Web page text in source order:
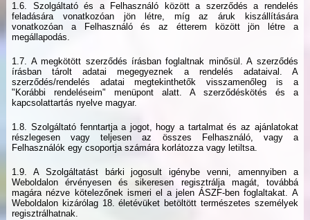
1.6. Szolgáltató és a Felhasználó között a szerződés a rendelés
feladására vonatkozóan jön létre, míg az áruk kiszállítására
vonatkozóan a Felhasználó és az étterem között jön létre a
megállapodás.
1.7. A megkötött szerződés írásban foglaltnak minősül. A szerződés
írásban tárolt adatai megegyeznek a rendelés adataival. A
szerződés/rendelés adatai megtekinthetők visszamenőleg is a
"Korábbi rendeléseim" menüpont alatt. A szerződéskötés és a
kapcsolattartás nyelve magyar.
1.8. Szolgáltató fenntartja a jogot, hogy a tartalmat és az ajánlatokat
részlegesen vagy teljesen az összes Felhasználó, vagy a
Felhasználók egy csoportja számára korlátozza vagy letiltsa.
1.9. A Szolgáltatást bárki jogosult igénybe venni, amennyiben a
Weboldalon érvényesen és sikeresen regisztrálja magát, továbbá
magára nézve kötelezőnek ismeri el a jelen ÁSZF-ben foglaltakat. A
Weboldalon kizárólag 18. életévüket betöltött természetes személyek
regisztrálhatnak.